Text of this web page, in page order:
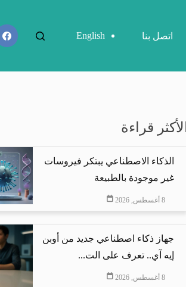
اتصل بنا English
الأكثر قراءة
الذكاء الاصطناعي يبتكر فيروسات
غير موجودة بالطبيعة
8 أغسطس, 2026
جهاز ذكاء اصطناعي جديد من أوبن
إيه آي.. تعرف على الت...
8 أغسطس, 2026